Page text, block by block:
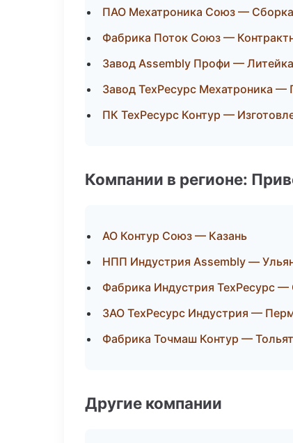
ПАО Мехатроника Союз — Сборка
Фабрика Поток Союз —
Завод Assembly Профи —
Завод ТехРесурс Мехатроника
ПК ТехРесурс Контур —
Компании в регионе:
АО Контур Союз — Казань
НПП Индустрия Assembly —
Фабрика Индустрия ТехРесурс —
ЗАО ТехРесурс Индустрия —
Фабрика Точмаш Контур —
Другие компании